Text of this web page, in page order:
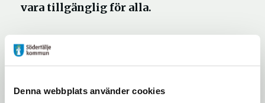
Denna webbplats använder cookies
vara tillgänglig för alla.
Välkommen till den natursköna stigen
kring Logsjön i nordöstra delen av Järna.
partier och bänkar som underlättar